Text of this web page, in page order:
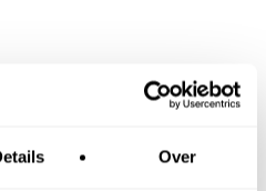
Over